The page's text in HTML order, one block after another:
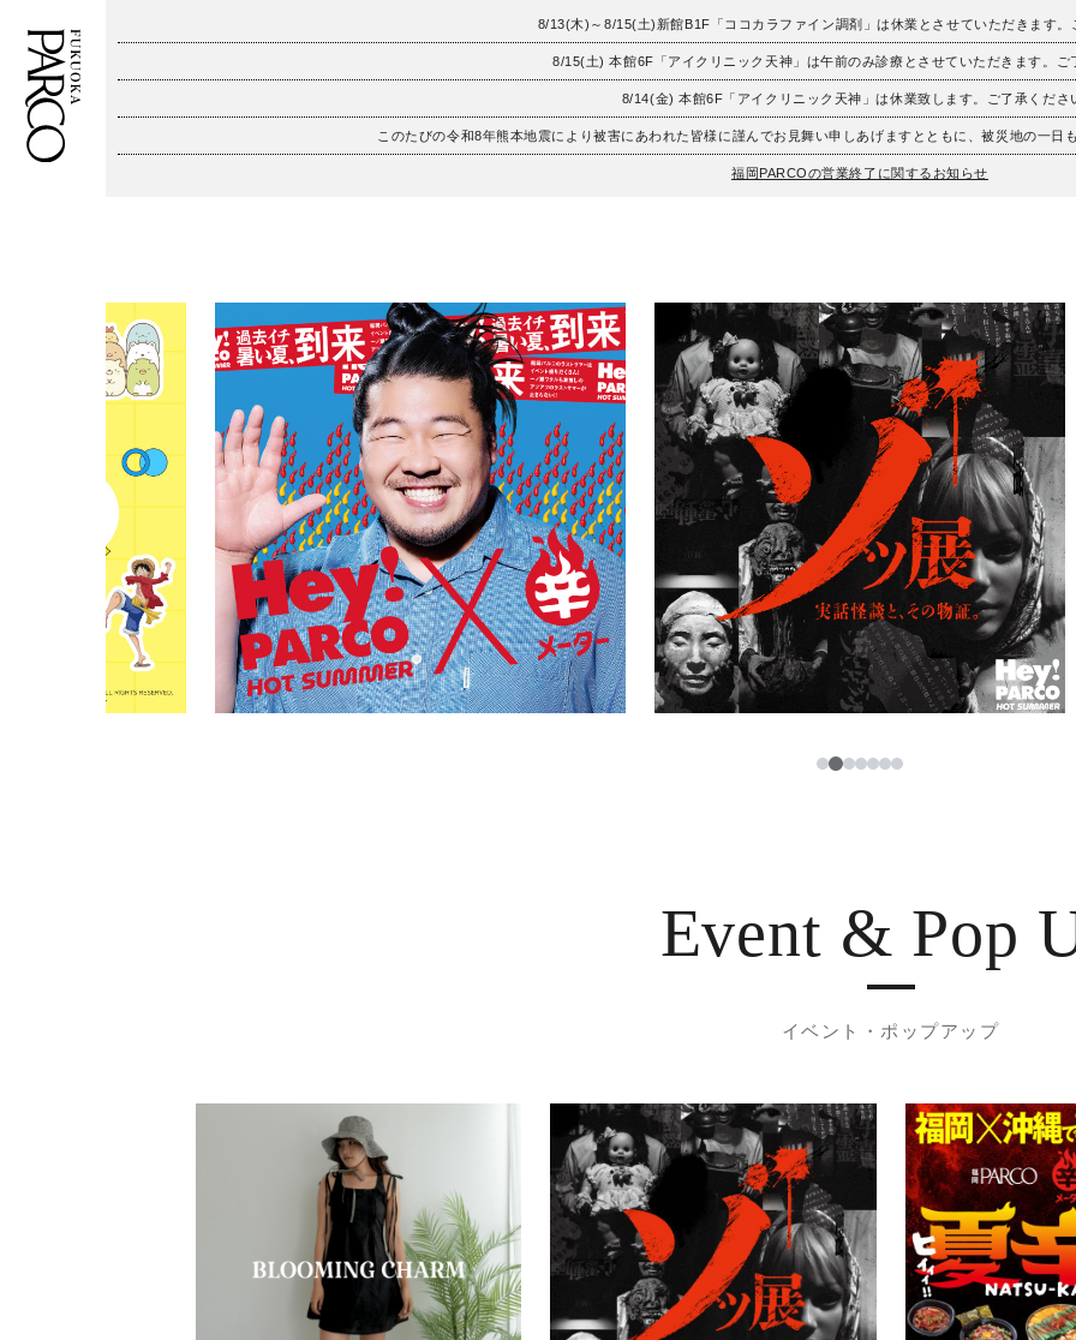
8/13(木)～8/15(土)新館B1F「ココカラファイン調剤」は休業とさせていただきます。
8/15(土) 本館6F「アイクリニック天神」は午前のみ診療とさせていただきます。ご
8/14(金) 本館6F「アイクリニック天神」は休業致します。ご了承くださ
このたびの令和8年熊本地震により被害にあわれた皆様に謹んでお見舞い申しあげますとともに、被災地の一日
福岡PARCOの営業終了に関するお知らせ
ニュース
レストラン・カフェ
TAX FREE
PARCOメンバーズ
한국어
日本語
1234567
Event & Pop
イベント・ポップアップ